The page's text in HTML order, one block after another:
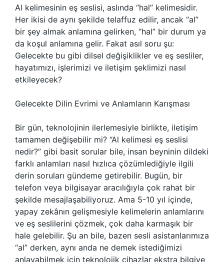
Al kelimesinin eş seslisi, aslında “hal” kelimesidir.
Her ikisi de aynı şekilde telaffuz edilir, ancak “al”
bir şey almak anlamına gelirken, “hal” bir durum ya
da koşul anlamına gelir. Fakat asıl soru şu:
Gelecekte bu gibi dilsel değişiklikler ve eş sesliler,
hayatımızı, işlerimizi ve iletişim şeklimizi nasıl
etkileyecek?
Gelecekte Dilin Evrimi ve Anlamların Karışması
Bir gün, teknolojinin ilerlemesiyle birlikte, iletişim
tamamen değişebilir mi? “Al kelimesi eş seslisi
nedir?” gibi basit sorular bile, insan beyninin dildeki
farklı anlamları nasıl hızlıca çözümlediğiyle ilgili
derin soruları gündeme getirebilir. Bugün, bir
telefon veya bilgisayar aracılığıyla çok rahat bir
şekilde mesajlaşabiliyoruz. Ama 5-10 yıl içinde,
yapay zekânın gelişmesiyle kelimelerin anlamlarını
ve eş seslilerini çözmek, çok daha karmaşık bir
hale gelebilir. Şu an bile, bazen sesli asistanlarımıza
“al” derken, aynı anda ne demek istediğimizi
anlayabilmek için teknolojik cihazlar ekstra bilgiye